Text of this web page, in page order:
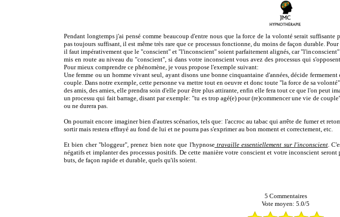
Pendant longtemps j'ai pensé comme beaucoup d'entre nous que la force de la volonté serait
pas toujours suffisant, il est même très rare que ce processus fonctionne, du moins de façon durable.
il faut impérativement que le "conscient" et "l'inconscient" soient parfaitement alignés, car
mis en route au niveau du "conscient", si dans votre inconscient vous avez des processus qui
Pour mieux comprendre ce phénomène, je vous propose l'exemple suivant:
Une femme ou un homme vivant seul, ayant disons une bonne cinquantaine d'années, décide
couple. Dans notre exemple, cette personne va mettre tout en oeuvre et donc toute "la force de sa
des amis, des amies, elle prendra soin d'elle pour être plus attirante, enfin elle fera tout ce que l'on peut
un processu qui fait barrage, disant par exemple: "tu es trop agé(e) pour (re)commencer une vie de
ou ne durera pas.
On pourrait encore imaginer bien d'autres scénarios, tels que: l'accroc au tabac qui arrête de fumer et
sortir mais restera effrayé au fond de lui et ne pourra pas s'exprimerau bon moment et correctement, etc.
Et bien cher "bloggeur", prenez bien note que l'hypnosetravaille essentiellement sur l'inconscient.
négatifs et implanter des processus positifs. De cette manière votre conscient et votre inconscient
buts, de façon rapide et durable, quels qu'ils soient.
5 Commentaires
Vote moyen: 5.0/5